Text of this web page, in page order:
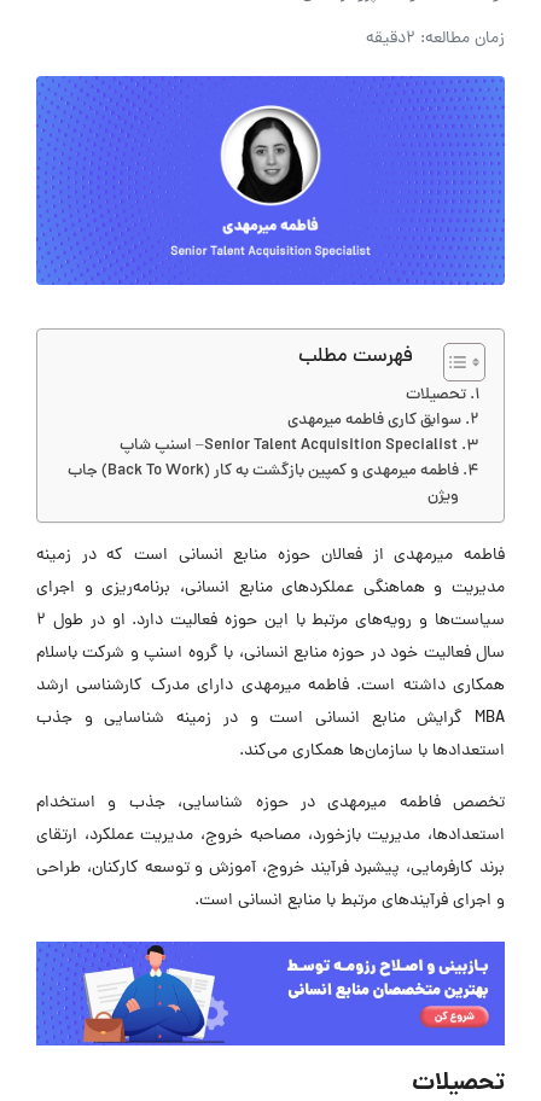
زمان مطالعه: 2دقیقه
فهرست مطلب
تحصیلات
سوابق کاری فاطمه میرمهدی
Senior Talent Acquisition Specialist– اسنپ شاپ
فاطمه میرمهدی و کمپین بازگشت به کار (Back To Work) جاب
ویژن
فاطمه میرمهدی از فعالان حوزه منابع انسانی است که در زمینه
مدیریت و هماهنگی عملکردهای منابع انسانی، برنامه‌ریزی و اجرای
سیاست‌ها و رویه‌های مرتبط با این حوزه فعالیت دارد. او در طول 2
سال فعالیت خود در حوزه منابع انسانی، با گروه اسنپ و شرکت باسلام
همکاری داشته است. فاطمه میرمهدی دارای مدرک کارشناسی ارشد
MBA گرایش منابع انسانی است و در زمینه شناسایی و جذب
استعدادها با سازمان‌ها همکاری می‌کند.
تخصص فاطمه میرمهدی در حوزه شناسایی، جذب و استخدام
استعدادها، مدیریت بازخورد، مصاحبه خروج، مدیریت عملکرد، ارتقای
برند کارفرمایی، پیشبرد فرآیند خروج، آموزش و توسعه کارکنان، طراحی
و اجرای فرآیندهای مرتبط با منابع انسانی است.
تحصیلات